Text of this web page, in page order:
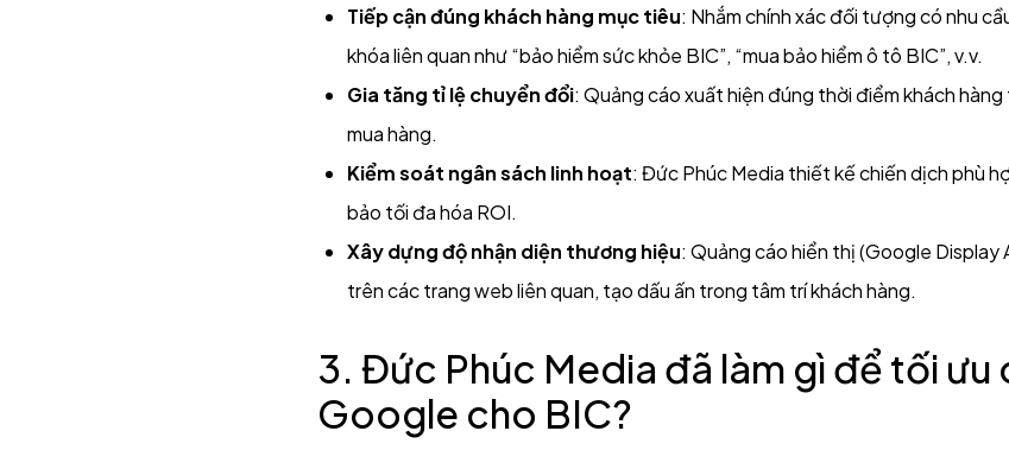
Tiếp cận đúng khách hàng mục tiêu: Nhắm chính xác đối tượng có nhu
khóa liên quan như “bảo hiểm sức khỏe BIC”, “mua bảo hiểm ô tô BIC”, v.v.
Gia tăng tỉ lệ chuyển đổi: Quảng cáo xuất hiện đúng thời điểm khách
mua hàng.
Kiểm soát ngân sách linh hoạt: Đức Phúc Media thiết kế chiến dịch phù
bảo tối đa hóa ROI.
Xây dựng độ nhận diện thương hiệu: Quảng cáo hiển thị (Google Display
trên các trang web liên quan, tạo dấu ấn trong tâm trí khách hàng.
3. Đức Phúc Media đã làm gì để tối ưu
Google cho BIC?